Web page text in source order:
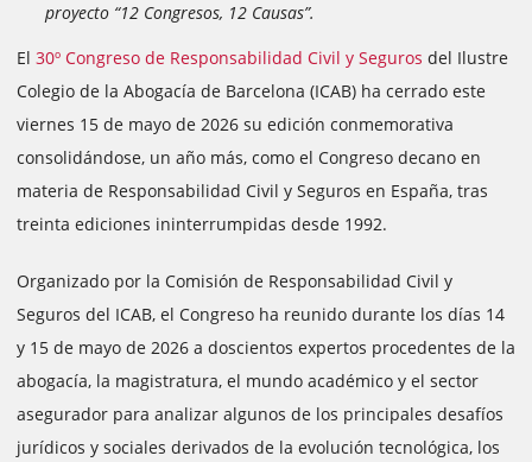
proyecto “12 Congresos, 12 Causas”.
El 30º Congreso de Responsabilidad Civil y Seguros del Ilustre
Colegio de la Abogacía de Barcelona (ICAB) ha cerrado este
viernes 15 de mayo de 2026 su edición conmemorativa
consolidándose, un año más, como el Congreso decano en
materia de Responsabilidad Civil y Seguros en España, tras
treinta ediciones ininterrumpidas desde 1992.
Organizado por la Comisión de Responsabilidad Civil y
Seguros del ICAB, el Congreso ha reunido durante los días 14
y 15 de mayo de 2026 a doscientos expertos procedentes de la
abogacía, la magistratura, el mundo académico y el sector
asegurador para analizar algunos de los principales desafíos
jurídicos y sociales derivados de la evolución tecnológica, los